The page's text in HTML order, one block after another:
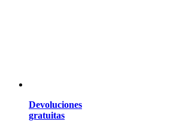
Devoluciones
gratuitas